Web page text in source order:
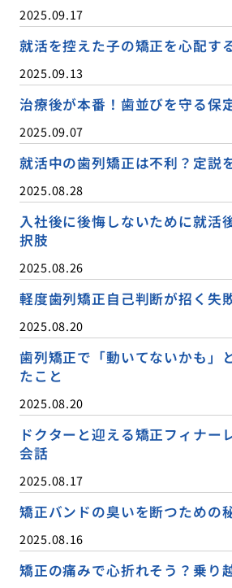
2025.09.17
就活を控えた子の矯正を心配す
2025.09.13
治療後が本番！歯並びを守る保
2025.09.07
就活中の歯列矯正は不利？定説
2025.08.28
入社後に後悔しないために就活
択肢
2025.08.26
軽度歯列矯正自己判断が招く失
2025.08.20
歯列矯正で「動いてないかも」
たこと
2025.08.20
ドクターと迎える矯正フィナー
会話
2025.08.17
矯正バンドの臭いを断つための
2025.08.16
矯正の痛みで心折れそう？乗り